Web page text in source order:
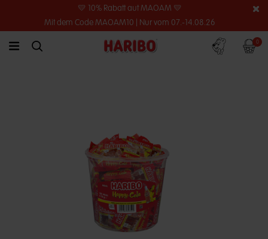
💛 10% Rabatt auf MAOAM 💛
Mit dem Code MAOAM10 | Nur vom 07.-14.08.26
link.header.menu.label
simplesearch.search.label
Konto 0